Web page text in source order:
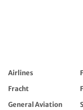
Airlines
Fracht
General Aviation